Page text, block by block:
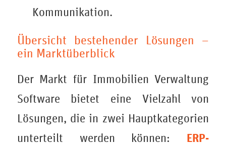
Kommunikation.
Übersicht bestehender Lösungen –
ein Marktüberblick
Der Markt für Immobilien Verwaltung
Software bietet eine Vielzahl von
Lösungen, die in zwei Hauptkategorien
unterteilt werden können: ERP-